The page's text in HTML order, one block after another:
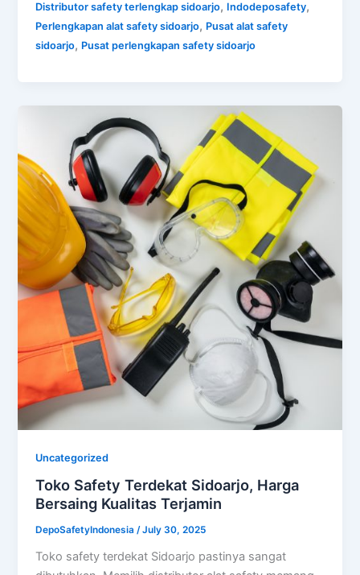
Distributor safety terlengkap sidoarjo, Indodeposafety,
Perlengkapan alat safety sidoarjo, Pusat alat safety
sidoarjo, Pusat perlengkapan safety sidoarjo
Uncategorized
Toko Safety Terdekat Sidoarjo, Harga
Bersaing Kualitas Terjamin
DepoSafetyIndonesia/July 30, 2025
Toko safety terdekat Sidoarjo pastinya sangat